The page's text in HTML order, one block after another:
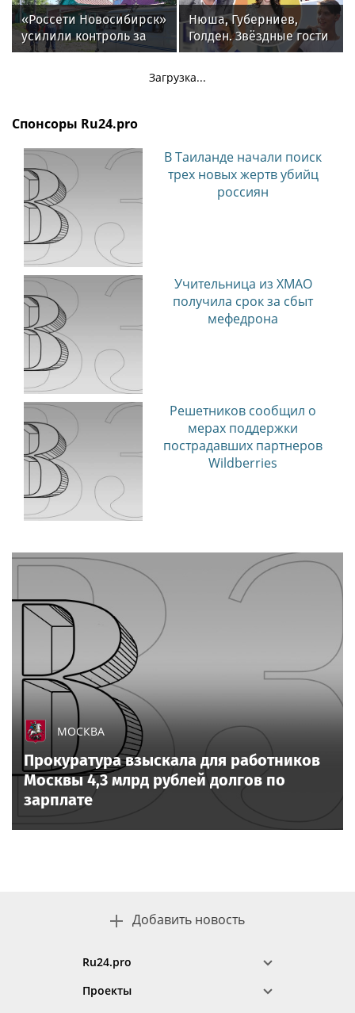
«Россети Новосибирск»
усилили контроль за
незаконными
Нюша, Губерниев,
Голден. Звёздные гости
«Дня физкультурника»
Загрузка...
Спонсоры Ru24.pro
В Таиланде начали поиск
трех новых жертв убийц
россиян
Учительница из ХМАО
получила срок за сбыт
мефедрона
Решетников сообщил о
мерах поддержки
пострадавших партнеров
Wildberries
МОСКВА
Прокуратура взыскала для работников
Москвы 4,3 млрд рублей долгов по
зарплате
Добавить новость
Ru24.pro
Проекты